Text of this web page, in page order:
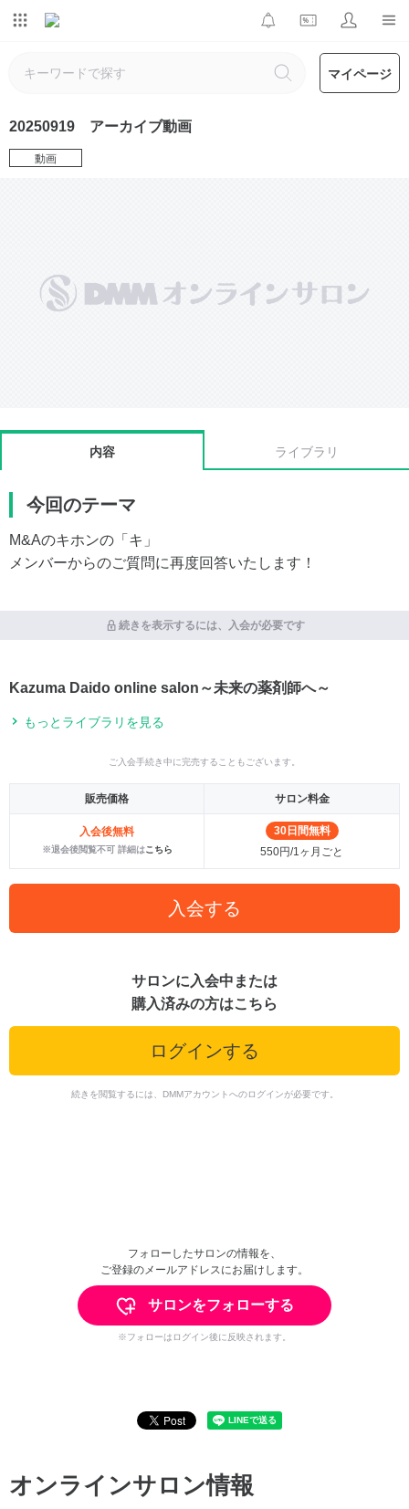
マイページ
20250919 アーカイブ動画
動画
内容 ライブラリ
今回のテーマ
M&Aのキホンの「キ」
メンバーからのご質問に再度回答いたします！
続きを表示するには、入会が必要です
Kazuma Daido online salon～未来の薬剤師へ～
もっとライブラリを見る
ご入会手続き中に完売することもございます。
販売価格 サロン料金
入会後無料
※退会後閲覧不可 詳細はこちら
30日間無料
550円/1ヶ月ごと
入会する
サロンに入会中または
購入済みの方はこちら
ログインする
続きを閲覧するには、DMMアカウントへのログインが必要です。
フォローしたサロンの情報を、
ご登録のメールアドレスにお届けします。
サロンをフォローする
※フォローはログイン後に反映されます。
オンラインサロン情報